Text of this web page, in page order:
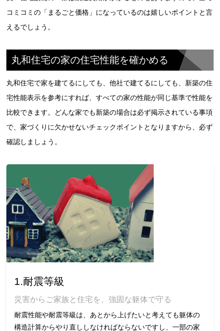
コミコミの「まるごと価格」になっているのは嬉しいポイントと言
えるでしょう。
丸和住宅の家の住宅性能を確かめる
丸和住宅で家を建てるにしても、他社で建てるにしても、新築の住
宅性能表示を参考にすれば、すべての家の性能が同じ基準で性能を
比較できます。どんな家でも新築の場合は必ず掲示されている事項
で、家づくりに欠かせないチェックポイントとなりますから、必ず
確認しましょう。
1.耐震等級
災害からご家族と住宅を、強固な躯体で守る
耐震性能や耐震等級は、あとから上げたいと考えても躯体の
構造計算からやり直ししなければならないですし、一部の家